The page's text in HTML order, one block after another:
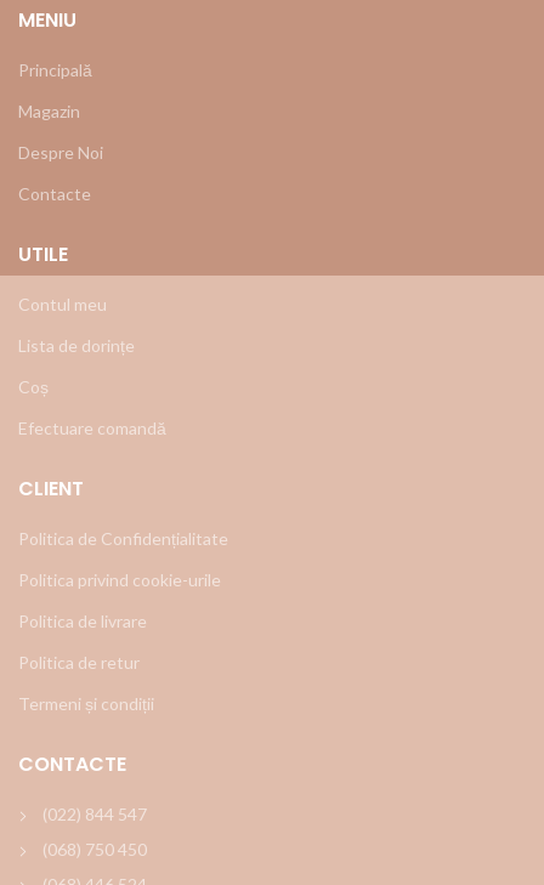
MENIU
Principală
Magazin
Despre Noi
Contacte
UTILE
Contul meu
Lista de dorințe
Coș
Efectuare comandă
CLIENT
Politica de Confidențialitate
Politica privind cookie-urile
Politica de livrare
Politica de retur
Termeni și condiții
CONTACTE
(022) 844 547
(068) 750 450